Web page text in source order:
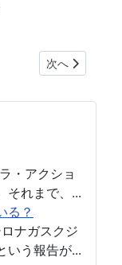
に反対します次の記事へ:
次へ
・アクショ
それまで、...
る？
ナガスクジ
いう報告が...